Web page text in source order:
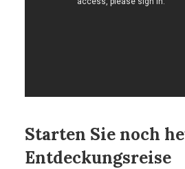
Starten Sie noch
Entdeckungsreise